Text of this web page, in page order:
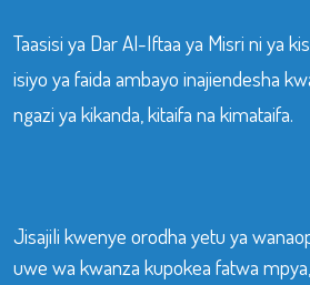
Taasisi ya Dar Al-Iftaa ya Misri ni ya
isiyo ya faida ambayo inajiendesha
ngazi ya kikanda, kitaifa na kimataifa.
Jisajili kwenye orodha yetu ya
uwe wa kwanza kupokea fatwa